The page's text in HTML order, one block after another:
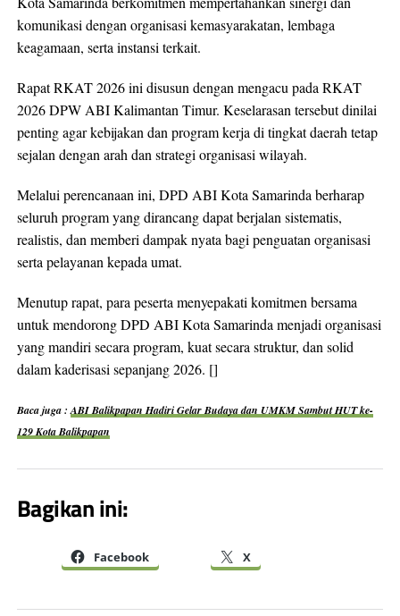
komunikasi dengan organisasi kemasyarakatan, lembaga
keagamaan, serta instansi terkait.
Rapat RKAT 2026 ini disusun dengan mengacu pada RKAT
2026 DPW ABI Kalimantan Timur. Keselarasan tersebut dinilai
penting agar kebijakan dan program kerja di tingkat daerah tetap
sejalan dengan arah dan strategi organisasi wilayah.
Melalui perencanaan ini, DPD ABI Kota Samarinda berharap
seluruh program yang dirancang dapat berjalan sistematis,
realistis, dan memberi dampak nyata bagi penguatan organisasi
serta pelayanan kepada umat.
Menutup rapat, para peserta menyepakati komitmen bersama
untuk mendorong DPD ABI Kota Samarinda menjadi organisasi
yang mandiri secara program, kuat secara struktur, dan solid
dalam kaderisasi sepanjang 2026. []
Baca juga :ABI Balikpapan Hadiri Gelar Budaya dan UMKM Sambut HUT ke-
129 Kota Balikpapan
Bagikan ini:
Facebook X